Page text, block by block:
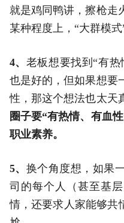
就是鸡同鸭讲，擦枪走
某种程度上，“大群模式
4、 老板想要找到“有
也是好的，但如果想要
性，那这个想法也太天
圈子要“有热情、有血
职业素养。
5、 换个角度想，如果
司的每个人（甚至基
情，还要求人家能够共